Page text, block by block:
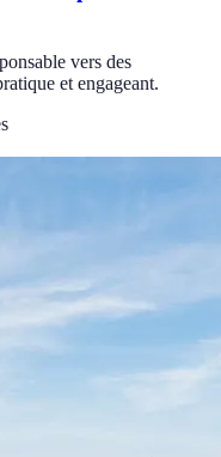
vers des
et engageant.